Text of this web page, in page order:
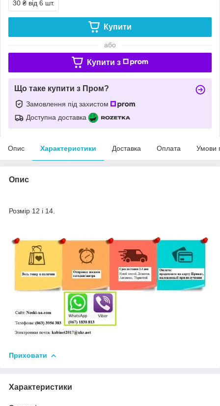
30 ₴ від 6 шт.
Купити
або
Купити з
Що таке купити з Пром?
Замовлення під захистом
Доступна доставка
Опис Характеристики Доставка Оплата Умови
Опис
Розмір 12 і 14.
Приховати
Характеристики